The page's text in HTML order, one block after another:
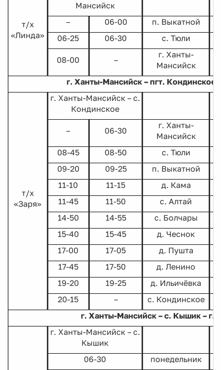
т/х
«Линда»
Мансийск
– 06-00
п. Выкатной
06-25
06-30 с. Тюли
08-00 –
г. Ханты-
Мансийск
г. Ханты-Мансийск – пгт. Кондинское
т/х
«Заря»
г. Ханты-Мансийск – с.
Кондинское
– 06-30
г. Ханты-
Мансийск
08-45
08-50
с. Тюли
09-20
09-25
п. Выкатной
11-10
11-15
д. Кама
11-45
11-50
с. Алтай
14-50
14-55
с. Болчары
15-40
15-45
д. Чеснок
17-00
17-05
д. Пушта
17-45
17-50
д. Ленино
19-20
19-25
д. Ильичёвка
20-15
–
с. Кондинское
г. Ханты-Мансийск – с. Кышик – г.
г. Ханты-Мансийск – с.
Кышик
06-30
понедельник